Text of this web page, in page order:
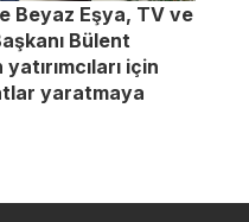
Beyaz Eşya, TV ve
Bülent
için
yaratmaya